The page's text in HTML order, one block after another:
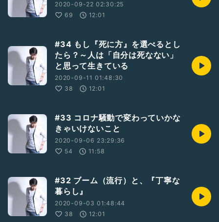
2020-09-22 02:30:25
69
12:01
#34 もし『死に方』を選べるとし
たら？～人は「自分は死なない」
と思って生きている
2020-09-11 01:48:30
38
12:01
#33 コロナ騒動で変わっていかな
きゃいけないこと
2020-09-06 23:29:36
54
11:58
#32 ブーム（流行）と、『丁寧な
暮らし』
2020-09-03 01:48:44
38
12:01